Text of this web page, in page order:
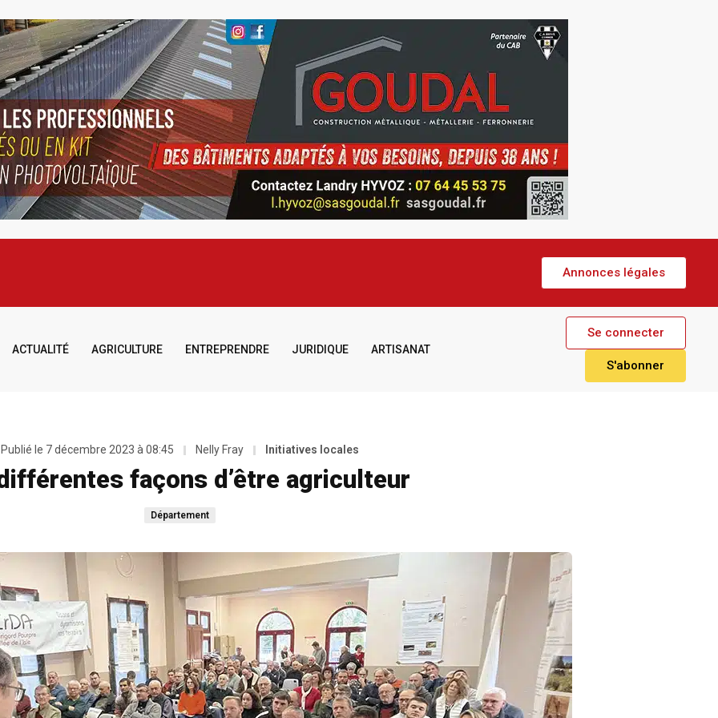
Annonces légales
ACTUALITÉ AGRICULTURE ENTREPRENDRE JURIDIQUE ARTISANAT
Se connecter
S'abonner
Publié le 7 décembre 2023 à 08:45 Nelly Fray Initiatives locales
façons d’être agriculteur
Département